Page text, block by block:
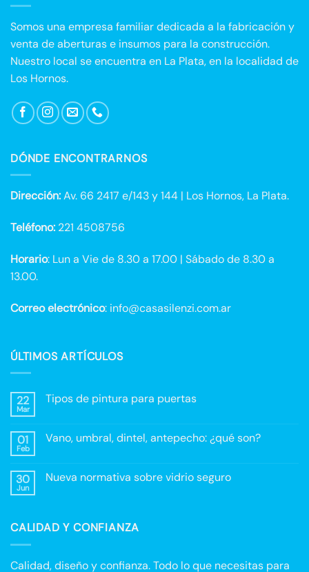
Somos una empresa familiar dedicada a la fabricación y
venta de aberturas e insumos para la construcción.
Nuestro local se encuentra en La Plata, en la localidad de
Los Hornos.
DÓNDE ENCONTRARNOS
Dirección:Av. 66 2417 e/143 y 144 | Los Hornos, La Plata.
Teléfono: 221 4508756
Horario: Lun a Vie de 8.30 a 17.00 | Sábado de 8.30 a
13.00.
Correo electrónico: info@casasilenzi.com.ar
ÚLTIMOS ARTÍCULOS
22
Mar
Tipos de pintura para puertas
en
para
puertas
01
Feb
Vano, umbral, dintel, antepecho: ¿qué son?
en
¿qué
son?
30
Jun
Nueva normativa sobre vidrio seguro
Nueva
seguro
CALIDAD Y CONFIANZA
Calidad, diseño y confianza. Todo lo que necesitas para